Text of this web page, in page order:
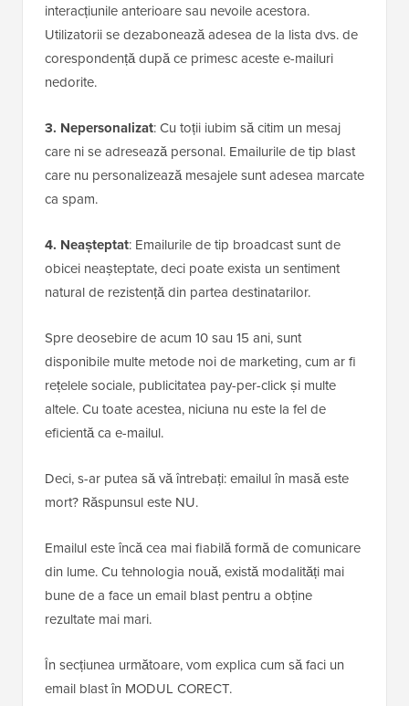
interacțiunile anterioare sau nevoile acestora.
Utilizatorii se dezabonează adesea de la lista dvs. de
corespondență după ce primesc aceste e-mailuri
nedorite.
3. Nepersonalizat: Cu toții iubim să citim un mesaj
care ni se adresează personal. Emailurile de tip blast
care nu personalizează mesajele sunt adesea marcate
ca spam.
4. Neașteptat: Emailurile de tip broadcast sunt de
obicei neașteptate, deci poate exista un sentiment
natural de rezistență din partea destinatarilor.
Spre deosebire de acum 10 sau 15 ani, sunt
disponibile multe metode noi de marketing, cum ar fi
rețelele sociale, publicitatea pay-per-click și multe
altele. Cu toate acestea, niciuna nu este la fel de
eficientă ca e-mailul.
Deci, s-ar putea să vă întrebați: emailul în masă este
mort? Răspunsul este NU.
Emailul este încă cea mai fiabilă formă de comunicare
din lume. Cu tehnologia nouă, există modalități mai
bune de a face un email blast pentru a obține
rezultate mai mari.
În secțiunea următoare, vom explica cum să faci un
email blast în MODUL CORECT.